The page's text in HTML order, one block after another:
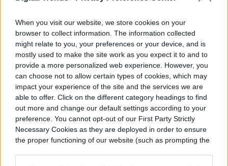
When you visit our website, we store cookies on your
browser to collect information. The information collected
might relate to you, your preferences or your device, and is
mostly used to make the site work as you expect it to and to
provide a more personalized web experience. However, you
can choose not to allow certain types of cookies, which may
impact your experience of the site and the services we are
able to offer. Click on the different category headings to find
out more and change our default settings according to your
preference. You cannot opt-out of our First Party Strictly
Necessary Cookies as they are deployed in order to ensure
the proper functioning of our website (such as prompting the
Cómo postear en Instagram
desde una Chromebook
A diferencia de los usuarios de Windows y
MacOS, que pueden seguir la solución
anterior para cargar fotos en Instagram
desde una PC, los usuarios de Chrome OS